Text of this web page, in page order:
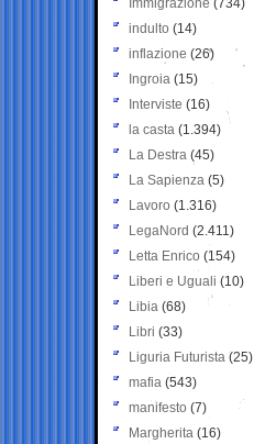
Immigrazione (734)
indulto (14)
inflazione (26)
Ingroia (15)
Interviste (16)
la casta (1.394)
La Destra (45)
La Sapienza (5)
Lavoro (1.316)
LegaNord (2.411)
Letta Enrico (154)
Liberi e Uguali (10)
Libia (68)
Libri (33)
Liguria Futurista (25)
mafia (543)
manifesto (7)
Margherita (16)